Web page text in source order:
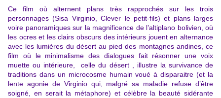
Ce film où alternent plans très rapprochés sur les trois
personnages (Sisa Virginio, Clever le petit-fils) et plans larges
voire panoramiques sur la magnificence de l’altiplano bolivien, où
les ocres et les clairs obscurs des intérieurs jouent en alternance
avec les lumières du désert au pied des montagnes andines, ce
film où le minimalisme des dialogues fait résonner une voix
muette ou intérieure, celle du désert , illustre la survivance de
traditions dans un microcosme humain voué à disparaitre (et la
lente agonie de Virginio qui, malgré sa maladie refuse d’être
soigné, en serait la métaphore) et célèbre la beauté sidérante